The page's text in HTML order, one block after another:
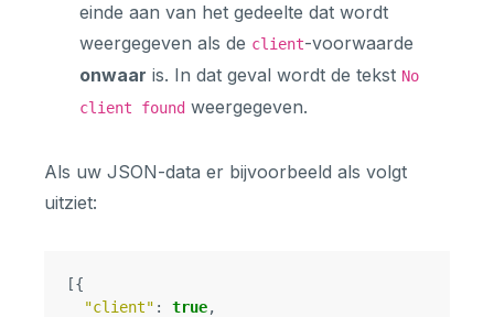
einde aan van het gedeelte dat wordt
weergegeven als de client-voorwaarde
onwaar is. In dat geval wordt de tekst No
client found weergegeven.
Als uw JSON-data er bijvoorbeeld als volgt
uitziet:
[{
"client" : true,